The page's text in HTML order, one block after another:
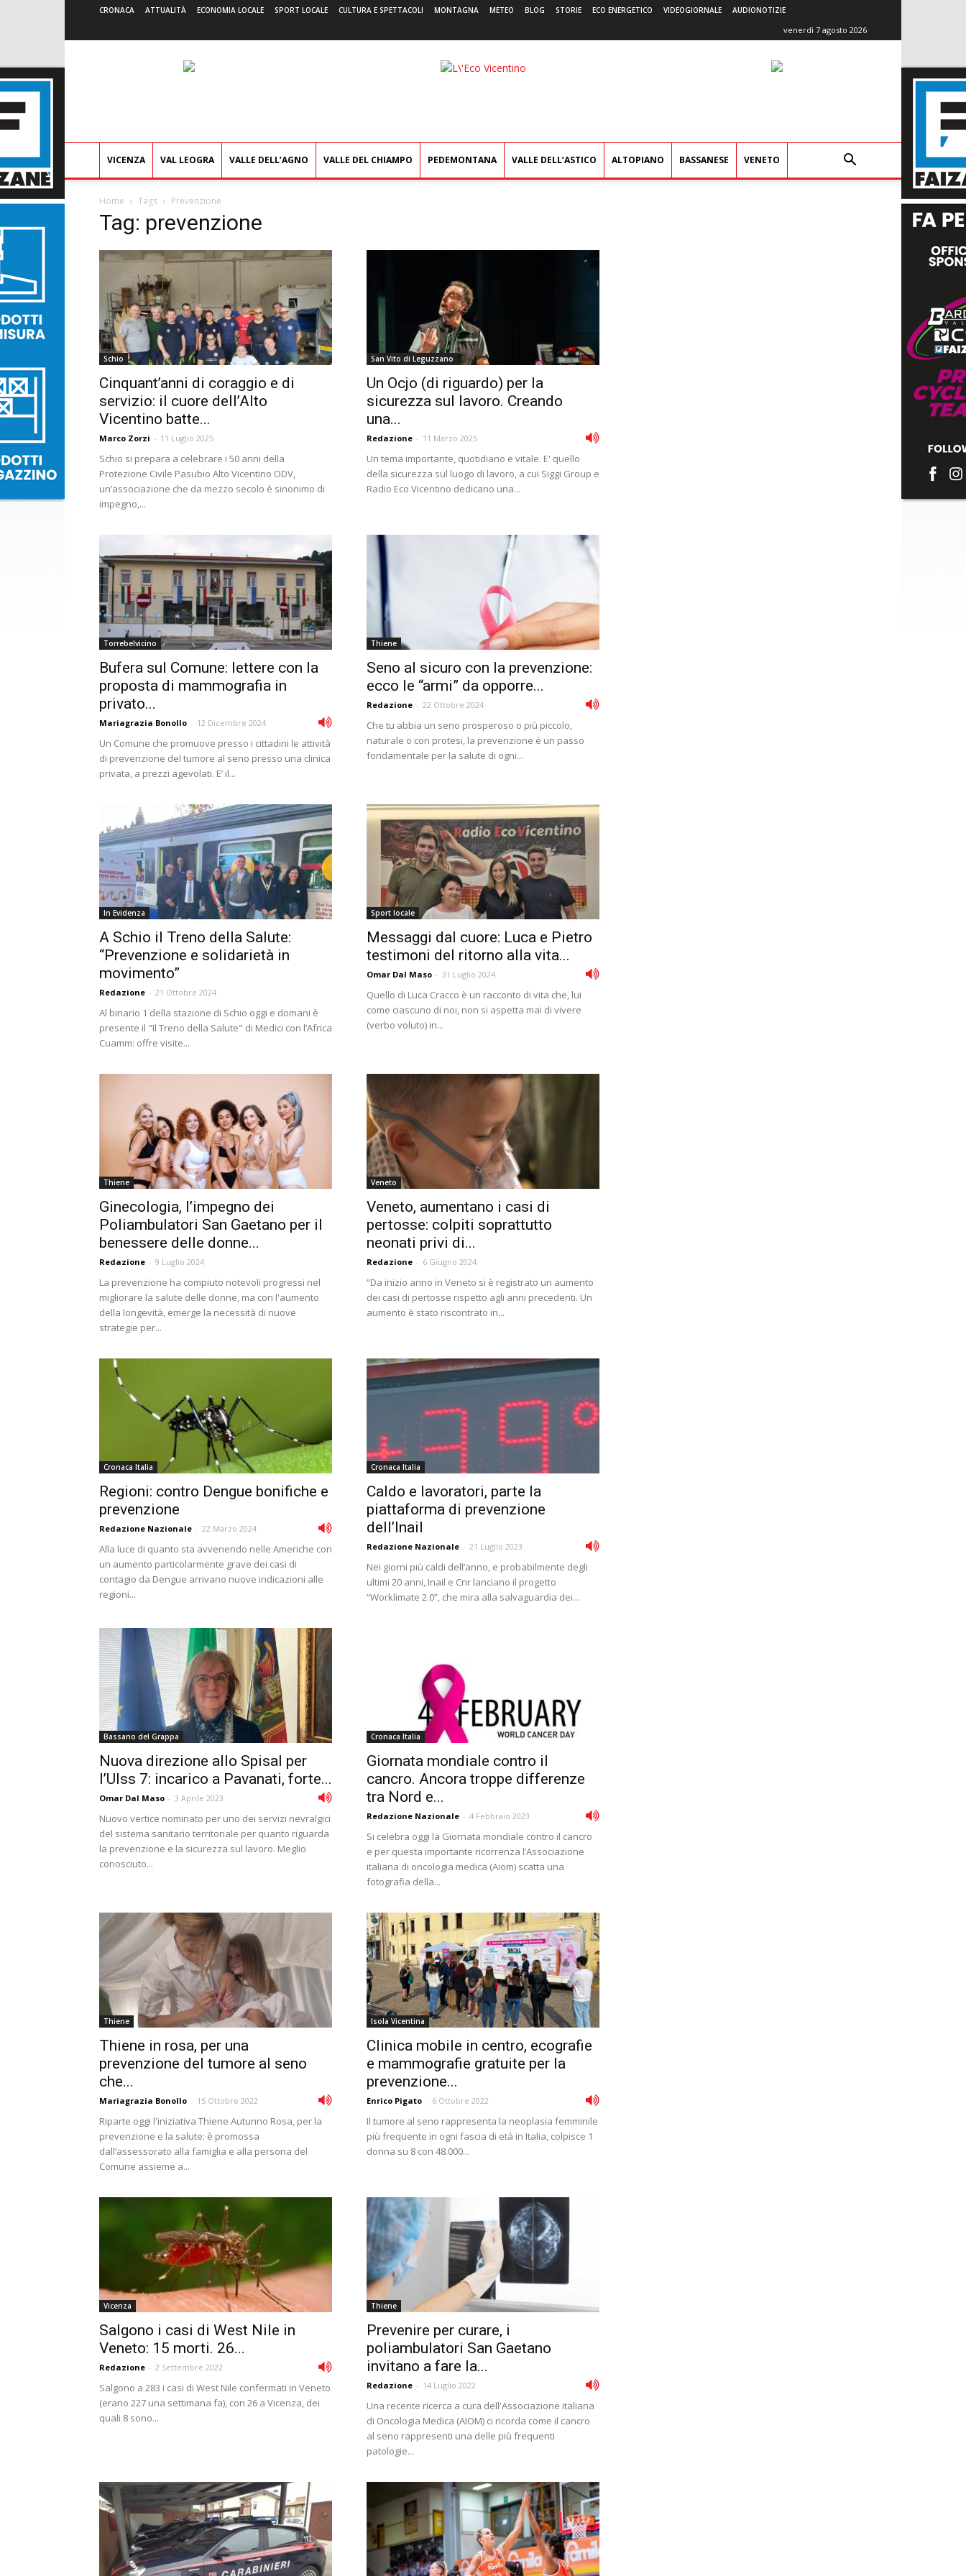
CRONACA ATTUALITÀ ECONOMIA LOCALE SPORT LOCALE CULTURA E SPETTACOLI MONTAGNA METEO BLOG STORIE ECO ENERGETICO VIDEOGIORNALE AUDIONOTIZIE
venerdì 7 agosto 2026
L'Eco
VICENZA VAL LEOGRA VALLE DELL’AGNO VALLE DEL CHIAMPO PEDEMONTANA VALLE DELL’ASTICO ALTOPIANO BASSANESE VENETO
Home Tags Prevenzione
Tag: prevenzione
Schio
Cinquant’anni di coraggio e di
servizio: il cuore dell’Alto
Vicentino batte...
Marco Zorzi - 11 Luglio 2025
Schio si prepara a celebrare i 50 anni della
Protezione Civile Pasubio Alto Vicentino ODV,
un’associazione che da mezzo secolo è sinonimo di
impegno,...
San Vito di Leguzzano
Un Ocjo (di riguardo) per la
sicurezza sul lavoro. Creando
una...
Redazione - 11 Marzo 2025
Un tema importante, quotidiano e vitale. E' quello
della sicurezza sul luogo di lavoro, a cui Siggi Group e
Radio Eco Vicentino dedicano una...
Torrebelvicino
Bufera sul Comune: lettere con la
proposta di mammografia in
privato...
Mariagrazia Bonollo - 12 Dicembre 2024
Un Comune che promuove presso i cittadini le attività
di prevenzione del tumore al seno presso una clinica
privata, a prezzi agevolati. E’ il...
Thiene
Seno al sicuro con la prevenzione:
ecco le “armi” da opporre...
Redazione - 22 Ottobre 2024
Che tu abbia un seno prosperoso o più piccolo,
naturale o con protesi, la prevenzione è un passo
fondamentale per la salute di ogni...
In Evidenza
A Schio il Treno della Salute:
“Prevenzione e solidarietà in
movimento”
Redazione - 21 Ottobre 2024
Al binario 1 della stazione di Schio oggi e domani è
presente il "Il Treno della Salute" di Medici con l’Africa
Cuamm: offre visite...
Sport locale
Messaggi dal cuore: Luca e Pietro
testimoni del ritorno alla vita...
Omar Dal Maso - 31 Luglio 2024
Quello di Luca Cracco è un racconto di vita che, lui
come ciascuno di noi, non si aspetta mai di vivere
(verbo voluto) in...
Thiene
Ginecologia, l’impegno dei
Poliambulatori San Gaetano per il
benessere delle donne...
Redazione - 9 Luglio 2024
La prevenzione ha compiuto notevoli progressi nel
migliorare la salute delle donne, ma con l'aumento
della longevità, emerge la necessità di nuove
strategie per...
Veneto
Veneto, aumentano i casi di
pertosse: colpiti soprattutto
neonati privi di...
Redazione - 6 Giugno 2024
“Da inizio anno in Veneto si è registrato un aumento
dei casi di pertosse rispetto agli anni precedenti. Un
aumento è stato riscontrato in...
Cronaca Italia
Regioni: contro Dengue bonifiche e
prevenzione
Redazione Nazionale - 22 Marzo 2024
Alla luce di quanto sta avvenendo nelle Americhe con
un aumento particolarmente grave dei casi di
contagio da Dengue arrivano nuove indicazioni alle
regioni...
Cronaca Italia
Caldo e lavoratori, parte la
piattaforma di prevenzione
dell’Inail
Redazione Nazionale - 21 Luglio 2023
Nei giorni più caldi dell’anno, e probabilmente degli
ultimi 20 anni, Inail e Cnr lanciano il progetto
“Worklimate 2.0”, che mira alla salvaguardia dei...
Bassano del Grappa
Nuova direzione allo Spisal per
l’Ulss 7: incarico a Pavanati, forte...
Omar Dal Maso - 3 Aprile 2023
Nuovo vertice nominato per uno dei servizi nevralgici
del sistema sanitario territoriale per quanto riguarda
la prevenzione e la sicurezza sul lavoro. Meglio
conosciuto...
Cronaca Italia
Giornata mondiale contro il
cancro. Ancora troppe differenze
tra Nord e...
Redazione Nazionale - 4 Febbraio 2023
Si celebra oggi la Giornata mondiale contro il cancro
e per questa importante ricorrenza l’Associazione
italiana di oncologia medica (Aiom) scatta una
fotografia della...
Thiene
Thiene in rosa, per una
prevenzione del tumore al seno
che...
Mariagrazia Bonollo - 15 Ottobre 2022
Riparte oggi l'iniziativa Thiene Autunno Rosa, per la
prevenzione e la salute: è promossa
dall’assessorato alla famiglia e alla persona del
Comune assieme a...
Isola Vicentina
Clinica mobile in centro, ecografie
e mammografie gratuite per la
prevenzione...
Enrico Pigato - 6 Ottobre 2022
Il tumore al seno rappresenta la neoplasia femminile
più frequente in ogni fascia di età in Italia, colpisce 1
donna su 8 con 48.000...
Vicenza
Salgono i casi di West Nile in
Veneto: 15 morti. 26...
Redazione - 2 Settembre 2022
Salgono a 283 i casi di West Nile confermati in Veneto
(erano 227 una settimana fa), con 26 a Vicenza, dei
quali 8 sono...
Thiene
Prevenire per curare, i
poliambulatori San Gaetano
invitano a fare la...
Redazione - 14 Luglio 2022
Una recente ricerca a cura dell'Associazione italiana
di Oncologia Medica (AIOM) ci ricorda come il cancro
al seno rappresenti una delle più frequenti
patologie...